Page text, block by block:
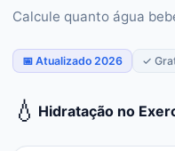
Calcule quanto água
📅 Atualizado 2026 ✓
💧 Hidratação no